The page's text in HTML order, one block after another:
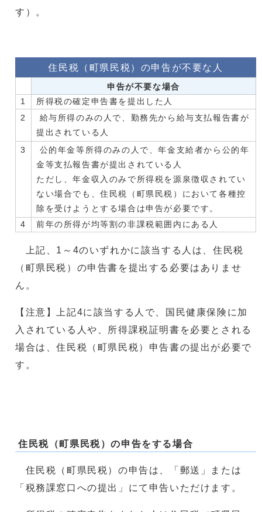
す）。
住民税（町県民税）の申告が不要な人
申告が不要な場合
1
所得税の確定申告書を提出した人
2
給与所得のみの人で、勤務先から給与支払報告書が
提出されている人
3
公的年金等所得のみの人で、年金支給者から公的年
金等支払報告書が提出されている人
ただし、年金収入のみで所得税を源泉徴収されてい
ない場合でも、住民税（町県民税）において各種控
除を受けようとする場合は申告が必要です。
4
前年の所得が均等割の非課税範囲内にある人
上記、1～4のいずれかに該当する人は、住民税
（町県民税）の申告書を提出する必要はありませ
ん。
【注意】上記4に該当する人で、国民健康保険に加
入されている人や、所得課税証明書を必要とされる
場合は、住民税（町県民税）申告書の提出が必要で
す。
住民税（町県民税）の申告をする場合
住民税（町県民税）の申告は、「郵送」または
「税務課窓口への提出」にて申告いただけます。